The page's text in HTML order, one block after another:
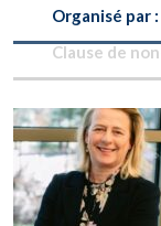
Organisé par
Clause de